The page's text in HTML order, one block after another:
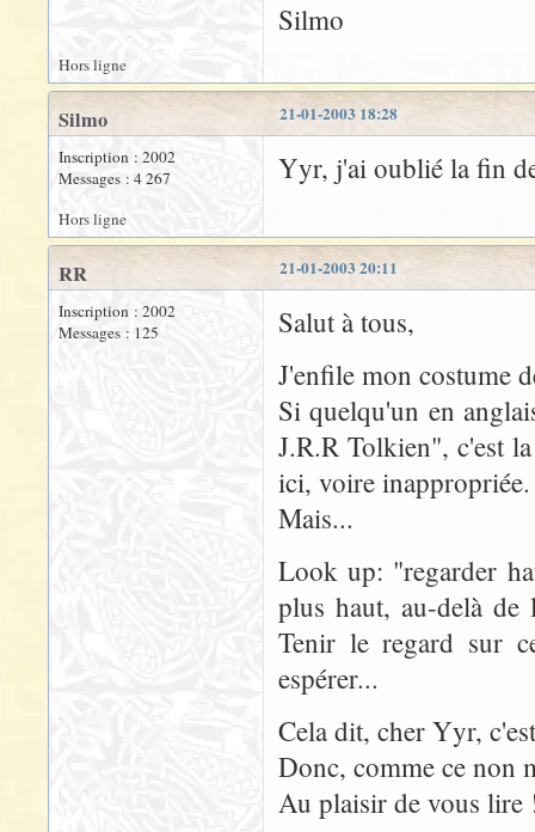
Silmo
Hors ligne
21-01-2003 18:28
Silmo
Inscription : 2002
Messages : 4 267
Yyr, j'ai oublié la fin
Hors ligne
21-01-2003 20:11
RR
Inscription : 2002
Messages : 125
Salut à tous,
J'enfile mon costume
Si quelqu'un en
J.R.R Tolkien", c'est
ici, voire inappropriée.
Mais...
Look up: "regarder
plus haut, au-delà de
Tenir le regard sur
espérer...
Cela dit, cher Yyr,
Donc, comme ce non
Au plaisir de vous lire